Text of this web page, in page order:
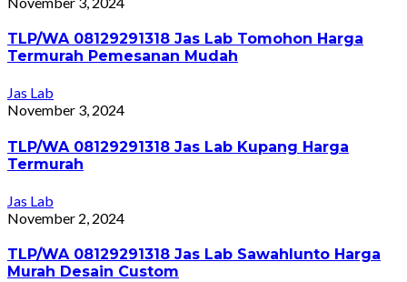
TLP/WA 08129291318 Jas Lab Tomohon Harga
Termurah Pemesanan Mudah
Jas Lab
November 3, 2024
TLP/WA 08129291318 Jas Lab Kupang Harga
Termurah
Jas Lab
November 2, 2024
TLP/WA 08129291318 Jas Lab Sawahlunto Harga
Murah Desain Custom